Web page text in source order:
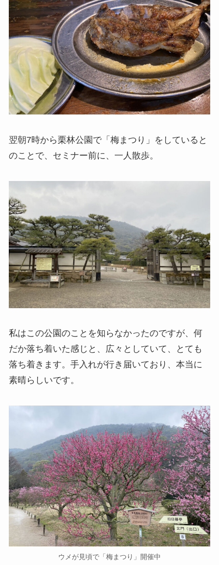
翌朝7時から栗林公園で「梅まつり」をしていると
のことで、セミナー前に、一人散歩。
私はこの公園のことを知らなかったのですが、何
だか落ち着いた感じと、広々としていて、とても
落ち着きます。手入れが行き届いており、本当に
素晴らしいです。
ウメが見頃で「梅まつり」開催中